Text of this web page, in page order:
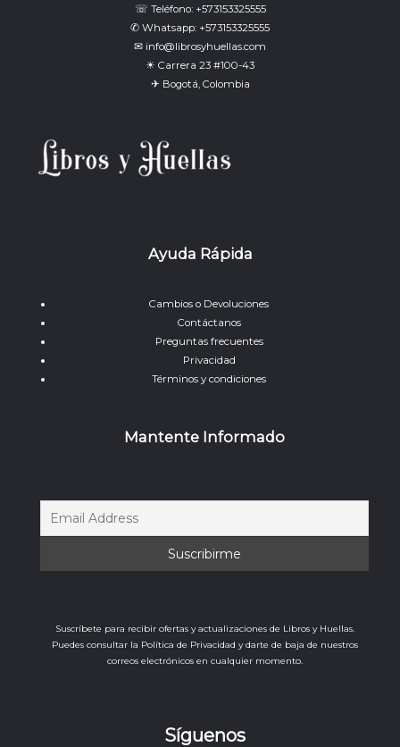
☏ Teléfono: +573153325555
✆ Whatsapp: +573153325555
✉ info@librosyhuellas.com
☀ Carrera 23 #100-43
✈ Bogotá, Colombia
Ayuda Rápida
Cambios o Devoluciones
Contáctanos
Preguntas frecuentes
Privacidad
Términos y condiciones
Mantente Informado
Suscríbete para recibir ofertas y actualizaciones de Libros y Huellas.
Puedes consultar la Política de Privacidad y darte de baja de nuestros
correos electrónicos en cualquier momento.
Síguenos